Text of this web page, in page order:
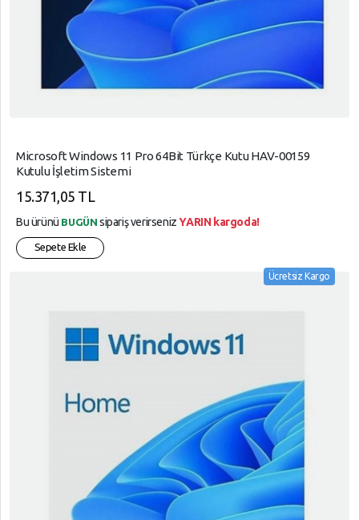
Microsoft Windows 11 Pro 64Bit Türkçe Kutu HAV-00159
Kutulu İşletim Sistemi
15.371,05 TL
Bu ürünü BUGÜN sipariş verirsenizYARIN kargoda!
Sepete Ekle
Ücretsiz Kargo